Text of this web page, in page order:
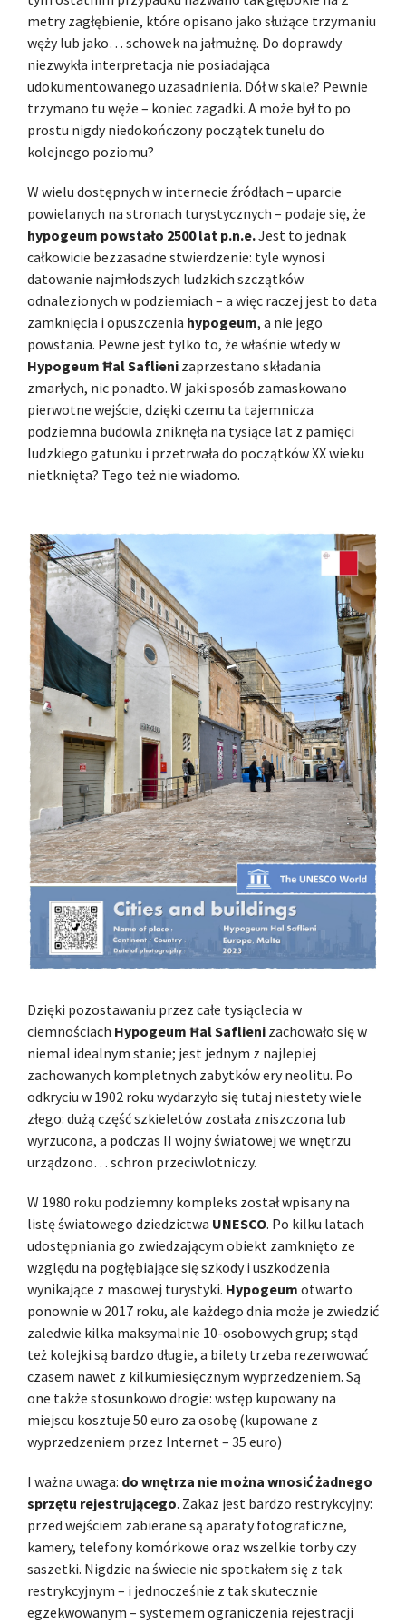
metry zagłębienie, które opisano jako służące trzymaniu
węży lub jako… schowek na jałmużnę. Do doprawdy
niezwykła interpretacja nie posiadająca
udokumentowanego uzasadnienia. Dół w skale? Pewnie
trzymano tu węże – koniec zagadki. A może był to po
prostu nigdy niedokończony początek tunelu do
kolejnego poziomu?
W wielu dostępnych w internecie źródłach – uparcie
powielanych na stronach turystycznych – podaje się, że
hypogeum powstało 2500 lat p.n.e.Jest to jednak
całkowicie bezzasadne stwierdzenie: tyle wynosi
datowanie najmłodszych ludzkich szczątków
odnalezionych w podziemiach – a więc raczej jest to data
zamknięcia i opuszczenia hypogeum, a nie jego
powstania. Pewne jest tylko to, że właśnie wtedy w
Hypogeum Ħal Saflieni zaprzestano składania
zmarłych, nic ponadto. W jaki sposób zamaskowano
pierwotne wejście, dzięki czemu ta tajemnicza
podziemna budowla zniknęła na tysiące lat z pamięci
ludzkiego gatunku i przetrwała do początków XX wieku
nietknięta? Tego też nie wiadomo.
Dzięki pozostawaniu przez całe tysiąclecia w
ciemnościach Hypogeum Ħal Saflieni zachowało się w
niemal idealnym stanie; jest jednym z najlepiej
zachowanych kompletnych zabytków ery neolitu. Po
odkryciu w 1902 roku wydarzyło się tutaj niestety wiele
złego: dużą część szkieletów została zniszczona lub
wyrzucona, a podczas II wojny światowej we wnętrzu
urządzono… schron przeciwlotniczy.
W 1980 roku podziemny kompleks został wpisany na
listę światowego dziedzictwa UNESCO. Po kilku latach
udostępniania go zwiedzającym obiekt zamknięto ze
względu na pogłębiające się szkody i uszkodzenia
wynikające z masowej turystyki. Hypogeum otwarto
ponownie w 2017 roku, ale każdego dnia może je zwiedzić
zaledwie kilka maksymalnie 10-osobowych grup; stąd
też kolejki są bardzo długie, a bilety trzeba rezerwować
czasem nawet z kilkumiesięcznym wyprzedzeniem. Są
one także stosunkowo drogie: wstęp kupowany na
miejscu kosztuje 50 euro za osobę (kupowane z
wyprzedzeniem przez Internet – 35 euro)
I ważna uwaga: do wnętrza nie można wnosić żadnego
sprzętu rejestrującego. Zakaz jest bardzo restrykcyjny:
przed wejściem zabierane są aparaty fotograficzne,
kamery, telefony komórkowe oraz wszelkie torby czy
saszetki. Nigdzie na świecie nie spotkałem się z tak
restrykcyjnym – i jednocześnie z tak skutecznie
egzekwowanym – systemem ograniczenia rejestracji